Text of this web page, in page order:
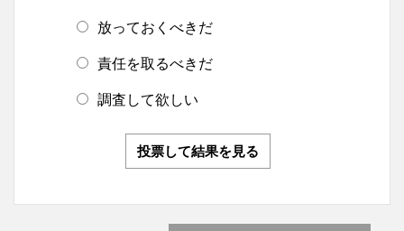
放っておくべきだ
責任を取るべきだ
調査して欲しい
投票して結果を見る